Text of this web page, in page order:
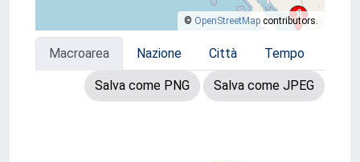
© OpenStreetMap contributors.
Macroarea Nazione Città Tempo
Salva come PNG Salva come JPEG